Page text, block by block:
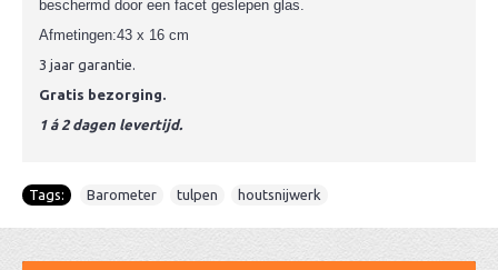
beschermd door een facet geslepen glas.
Afmetingen:43 x 16 cm
3 jaar garantie.
Gratis bezorging.
1 á 2 dagen levertijd.
Tags: Barometer tulpen houtsnijwerk